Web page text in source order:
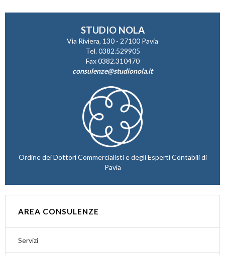
STUDIO NOLA
Via Riviera, 130 - 27100 Pavia
Tel. 0382.529905
Fax 0382.310470
consulenze@studionola.it
Ordine dei Dottori Commercialisti e degli Esperti Contabili di
Pavia
AREA CONSULENZE
Servizi